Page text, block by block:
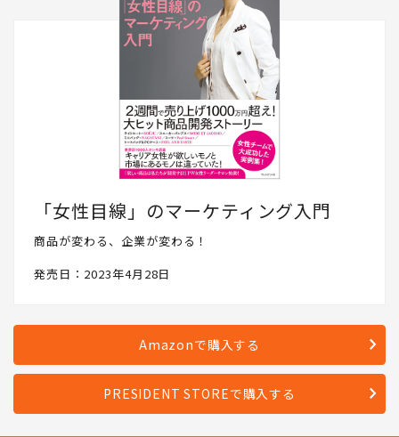
「女性目線」のマーケティング入門
商品が変わる、企業が変わる！
発売日：2023年4月28日
Amazonで購入する
PRESIDENT STOREで購入する